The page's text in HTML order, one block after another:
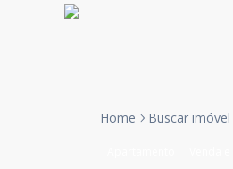
Home Buscar imóvel